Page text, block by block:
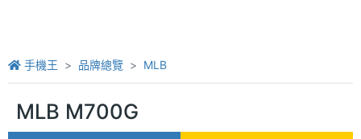
手機王 品牌總覽 MLB
MLB M700G